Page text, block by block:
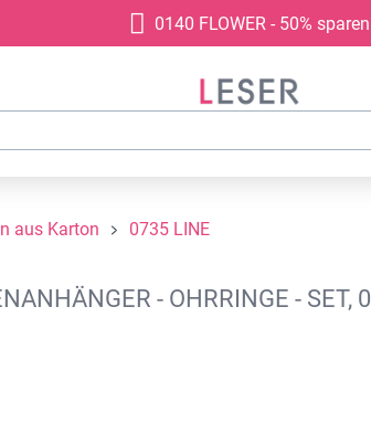
0140 FLOWER - 50% sparen
aus Karton 0735 LINE
- OHRRINGE -